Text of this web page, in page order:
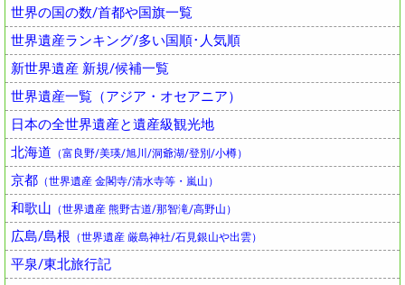
世界の国の数/首都や国旗一覧
世界遺産ランキング/多い国順･人気順
新世界遺産 新規/候補一覧
世界遺産一覧（アジア・オセアニア）
日本の全世界遺産と遺産級観光地
北海道 （富良野/美瑛/旭川/洞爺湖/登別/小樽）
京都 （世界遺産 金閣寺/清水寺等・嵐山）
和歌山 （世界遺産 熊野古道/那智滝/高野山）
広島/島根 （世界遺産 厳島神社/石見銀山や出雲）
平泉/東北旅行記